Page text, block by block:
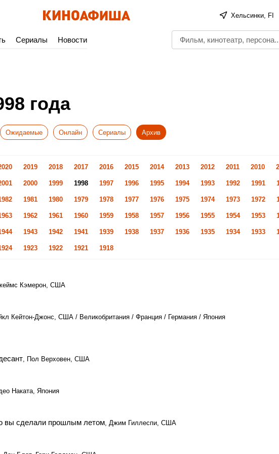
Хельсинки, FI
Сериалы Новости
года
Ожидаемые Онлайн Сериалы Архив
2019 2018 2017 2016 2015 2014 2013 2012 2011 2010
2000 1999 1998 1997 1996 1995 1994 1993 1992 1991
1981 1980 1979 1978 1977 1976 1975 1974 1973 1972
1962 1961 1960 1959 1958 1957 1956 1955 1954 1953
1943 1942 1941 1939 1938 1937 1936 1935 1934 1933
1923 1922 1921 1918
Кэмерон, США
Кейтон-Джонс, США / Великобритания / Франция / Германия / Япония
, Пол Верховен, США
Наката, Япония
вы сделали прошлым летом, Джим Гиллеспи, США